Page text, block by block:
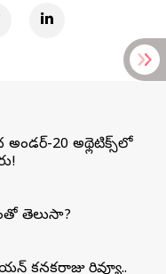
అండర్-20 అథ్లెటిక్స్‌లో
తెలుసా?
కనకరాజు రివ్యూ..